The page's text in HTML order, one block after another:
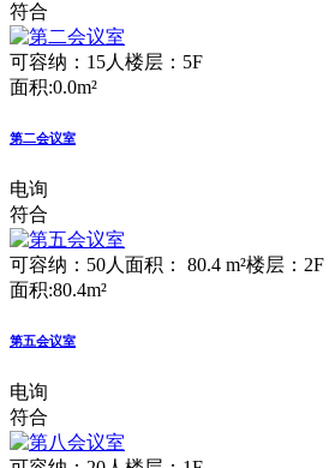
符合
可容纳：15人 楼层：5F
面积:0.0m²
第二会议室
电询
符合
可容纳：50人 面积： 80.4 m²楼层：2F
面积:80.4m²
第五会议室
电询
符合